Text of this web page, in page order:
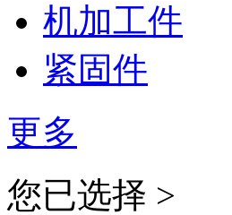
机加工件
紧固件
更多
您已选择 >